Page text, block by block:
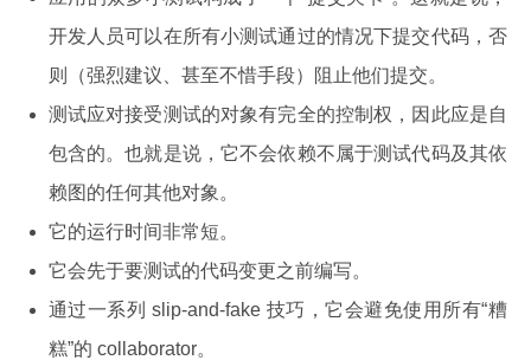
开发人员可以在所有小测试通过的情况下提交代码，否
则（强烈建议、甚至不惜手段）阻止他们提交。
测试应对接受测试的对象有完全的控制权，因此应是自
包含的。也就是说，它不会依赖不属于测试代码及其依
赖图的任何其他对象。
它的运行时间非常短。
它会先于要测试的代码变更之前编写。
通过一系列 slip-and-fake 技巧，它会避免使用所有“糟
糕”的 collaborator。